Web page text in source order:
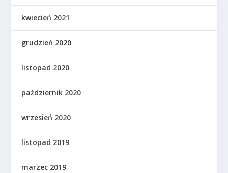
kwiecień 2021
grudzień 2020
listopad 2020
październik 2020
wrzesień 2020
listopad 2019
marzec 2019